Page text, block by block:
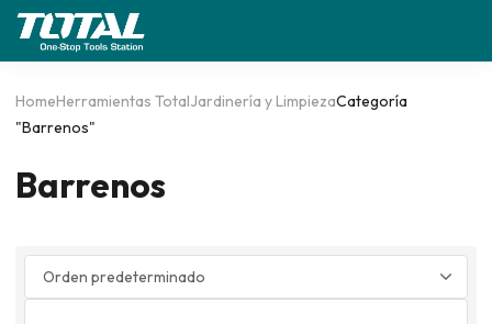
HomeHerramientas TotalJardinería y LimpiezaCategoría
"Barrenos"
Barrenos